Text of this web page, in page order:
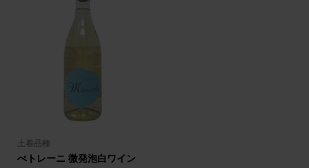
土着品種
ぺトレーニ 微発泡白ワイン